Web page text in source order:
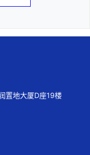
置地大厦D座19楼